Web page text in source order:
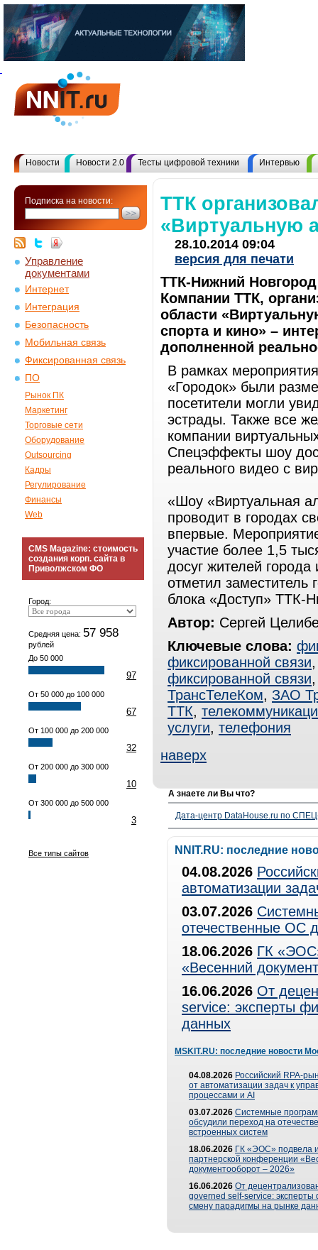
Новости Новости 2.0 Тесты цифровой техники Интервью
Подписка на новости:
Управление
документами
Интернет
Интеграция
Безопасность
Мобильная связь
Фиксированная связь
ПО
Рынок ПК
Маркетинг
Торговые сети
Оборудование
Outsourcing
Кадры
Регулирование
Финансы
Web
CMS Magazine: стоимость
создания корп. сайта в
Приволжском ФО
Город:
Средняя цена: 57 958
рублей
До 50 000
97
От 50 000 до 100 000
67
От 100 000 до 200 000
32
От 200 000 до 300 000
10
От 300 000 до 500 000
3
Все типы сайтов
ТТК
«Виртуальную
28.10.2014 09:04
версия для печати
ТТК-Нижний
Компании ТТК,
области
спорта и кино» –
дополненной
В рамках
«Городок» были
посетители могли
эстрады. Также все
компании
Спецэффекты шоу
реального видео с
«Шоу «Виртуальная
проводит в городах
впервые.
участие более 1,5
досуг жителей
отметил заместитель
блока «Доступ» ТТК-
Автор: Сергей
Ключевые слова:
фиксированной связи
фиксированной связи
ТрансТелеКом, ЗАО
ТТК,
услуги, телефония
наверх
А знаете ли Вы что?
Дата-центр DataHouse.ru по
NNIT.RU: последние
04.08.2026
автоматизации
03.07.2026
отечественные ОС
18.06.2026 ГК
«Весенний
16.06.2026 От
service: эксперты
данных
MSKIT.RU: последние новости
04.08.2026 Российский RPA-
от автоматизации задач к
процессами и AI
03.07.2026 Системные
обсудили переход на
встроенных систем
18.06.2026 ГК «ЭОС» подвела
партнерской конференции
документооборот – 2026»
16.06.2026 От
governed self-service: эксперты
смену парадигмы на рынке